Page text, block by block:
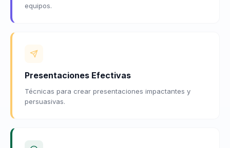
equipos.
Presentaciones Efectivas
Técnicas para crear presentaciones impactantes y
persuasivas.